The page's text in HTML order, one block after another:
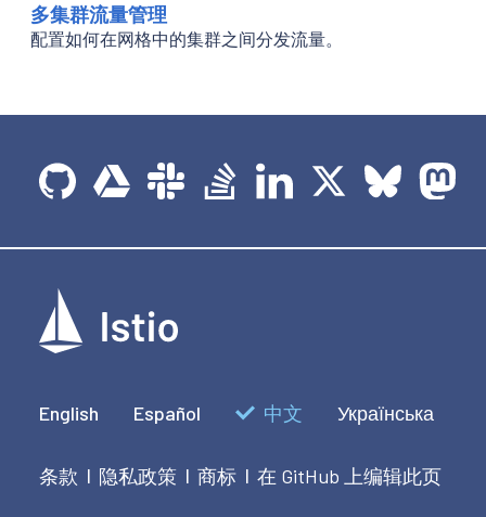
多集群流量管理
配置如何在网格中的集群之间分发流量。
English Español 中文 Українська
条款 | 隐私政策 | 商标 | 在 GitHub 上编辑此页